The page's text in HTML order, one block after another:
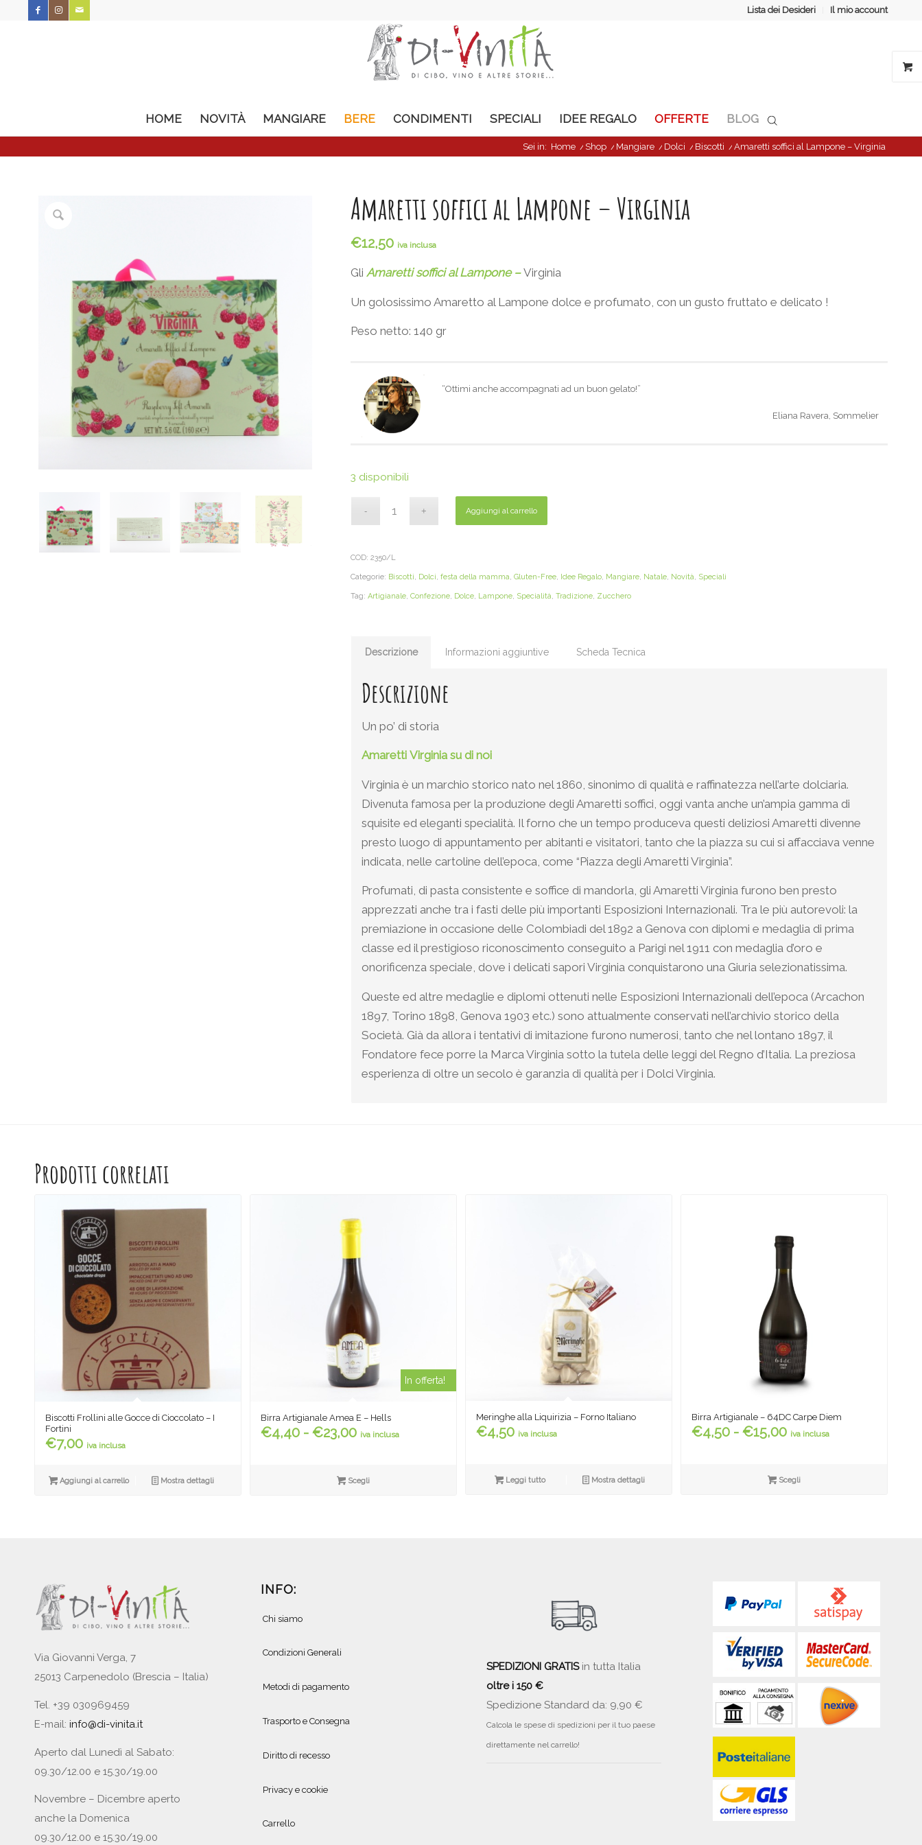
Lista dei Desideri Il mio account
HOME NOVITÀ MANGIARE BERE CONDIMENTI SPECIALI IDEE REGALO OFFERTE BLOG
Sei in: Home / Shop / Mangiare / Dolci / Biscotti / Amaretti soffici al Lampone – Virginia
Amaretti soffici al Lampone – Virginia
€12,50 iva inclusa
Gli Amaretti soffici al Lampone –Virginia
Un golosissimo Amaretto al Lampone dolce e profumato, con un gusto fruttato e delicato !
Peso netto: 140 gr
“Ottimi anche accompagnati ad un buon gelato!”
Eliana Ravera, Sommelier
3 disponibili
Aggiungi al carrello
COD: 2350/L
Categorie: Biscotti Dolci festa della mamma Gluten-Free, Idee Regalo, Mangiare, Natale, Novità Speciali
Tag: Artigianale, Confezione, Dolce, Lampone, Specialità Tradizione, Zucchero
Descrizione Informazioni aggiuntive Scheda Tecnica
Descrizione
Un po’ di storia
Amaretti Virginia su di noi
Virginia è un marchio storico nato nel 1860, sinonimo di qualità e raffinatezza nell’arte dolciaria.
Divenuta famosa per la produzione degli Amaretti soffici, oggi vanta anche un’ampia gamma di
squisite ed eleganti specialità. Il forno che un tempo produceva questi deliziosi Amaretti divenne
presto luogo di appuntamento per abitanti e visitatori, tanto che la piazza su cui si affacciava venne
indicata, nelle cartoline dell’epoca, come “Piazza degli Amaretti Virginia”.
Profumati, di pasta consistente e soffice di mandorla, gli Amaretti Virginia furono ben presto
apprezzati anche tra i fasti delle più importanti Esposizioni Internazionali. Tra le più autorevoli: la
premiazione in occasione delle Colombiadi del 1892 a Genova con diplomi e medaglia di prima
classe ed il prestigioso riconoscimento conseguito a Parigi nel 1911 con medaglia d’oro e
onorificenza speciale, dove i delicati sapori Virginia conquistarono una Giuria selezionatissima.
Queste ed altre medaglie e diplomi ottenuti nelle Esposizioni Internazionali dell’epoca (Arcachon
1897, Torino 1898, Genova 1903 etc.) sono attualmente conservati nell’archivio storico della
Società. Già da allora i tentativi di imitazione furono numerosi, tanto che nel lontano 1897, il
Fondatore fece porre la Marca Virginia sotto la tutela delle leggi del Regno d’Italia. La preziosa
esperienza di oltre un secolo è garanzia di qualità per i Dolci Virginia.
Prodotti correlati
Biscotti Frollini alle Gocce di Cioccolato – I
Fortini
€7,00 iva inclusa
Aggiungi al carrello Mostra dettagli
Birra Artigianale Amea E – Hells
€4,40 - €23,00Fascia
da
iva inclusa
In offerta!
Scegli
Meringhe alla Liquirizia – Forno Italiano
€4,50 iva inclusa
Leggi tutto Mostra dettagli
Birra Artigianale – 64DC Carpe Diem
€4,50 - €15,00Fascia
da
iva inclusa
Scegli
Via Giovanni Verga, 7
25013 Carpenedolo (Brescia – Italia)
Tel. +39 030969459
E-mail: info@di-vinita.it
Aperto dal Lunedì al Sabato:
09.30/12.00 e 15.30/19.00
Novembre – Dicembre aperto
anche la Domenica
09.30/12.00 e 15.30/19.00
INFO:
Chi siamo
Condizioni Generali
Metodi di pagamento
Trasporto e Consegna
Diritto di recesso
Privacy e cookie
Carrello
SPEDIZIONI GRATISin tutta Italia
oltre i 150 €
Spedizione Standard da: 9,90 €
Calcola le spese di spedizioni per il tuo paese
direttamente nel carrello!